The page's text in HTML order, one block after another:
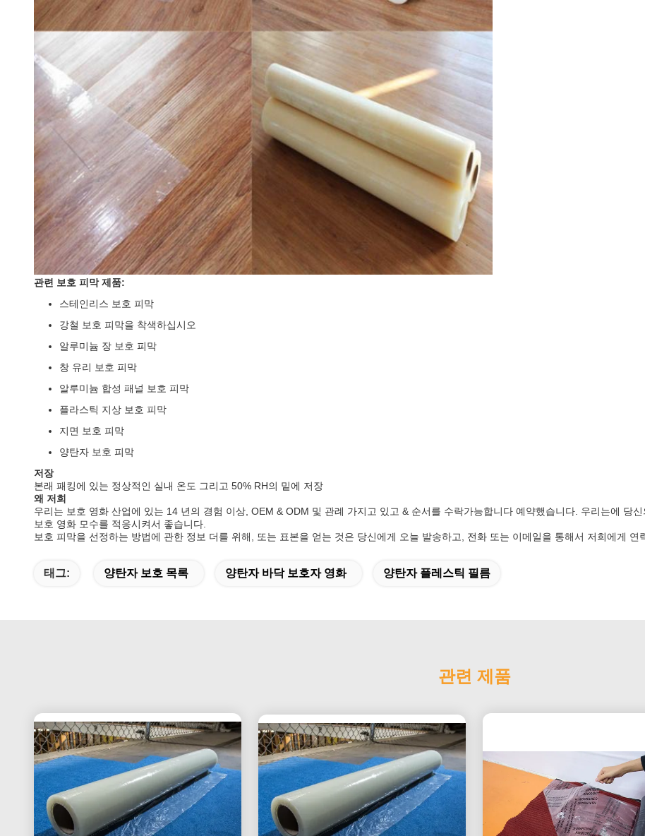
관련 보호 피막 제품:
스테인리스 보호 피막
강철 보호 피막을 착색하십시오
알루미늄 장 보호 피막
창 유리 보호 피막
알루미늄 합성 패널 보호 피막
플라스틱 지상 보호 피막
지면 보호 피막
양탄자 보호 피막
저장
본래 패킹에 있는 정상적인 실내 온도 그리고 50% RH의 밑에 저장
왜 저희
우리는 보호 영화 산업에 있는 14 년의 경험 이상, OEM & ODM 및 관례 가지고 있고 & 순서를 수락가능합니다 예약했습니다. 우리는에 당
보호 영화 모수를 적응시켜서 좋습니다.
보호 피막을 선정하는 방법에 관한 정보 더를 위해, 또는 표본을 얻는 것은 당신에게 오늘 발송하고, 전화 또는 이메일을 통해서 저희에게 연
태그: 양탄자 보호 목록 양탄자 바닥 보호자 영화 양탄자 플레스틱 필름
관련 제품